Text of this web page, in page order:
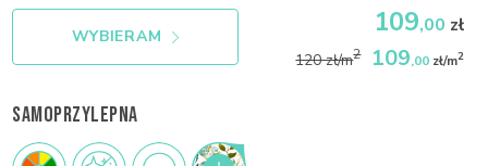
WYBIERAM 109,00 zł
120 zł/m2 109,00 zł/m2
SAMOPRZYLEPNA